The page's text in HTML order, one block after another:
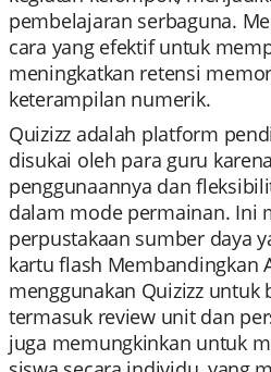
pembelajaran serbaguna.
cara yang efektif untuk
meningkatkan retensi
keterampilan numerik.
Quizizz adalah platform
disukai oleh para guru
penggunaannya dan
dalam mode permainan. Ini
perpustakaan sumber daya
kartu flash Membandingkan
menggunakan Quizizz untuk
termasuk review unit dan
juga memungkinkan untuk